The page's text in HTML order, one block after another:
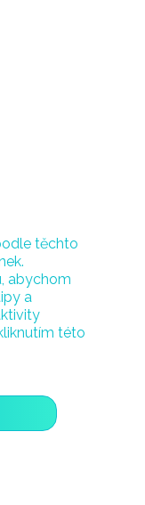
těchto
abychom
a
této